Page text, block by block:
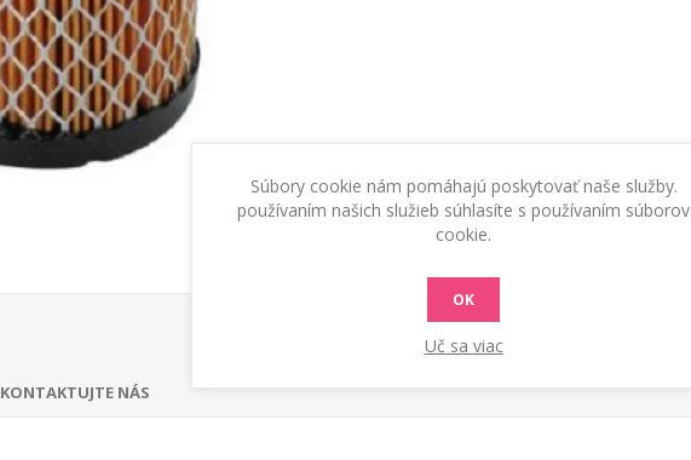
KONTAKTUJTE NÁS
Súbory cookie nám pomáhajú poskytovať naše služby.
používaním našich služieb súhlasíte s používaním súborov
cookie.
OK
Uč sa viac